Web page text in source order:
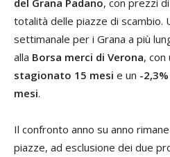
totalità delle piazze di scambio.
settimanale per i Grana a più
alla Borsa merci di Verona, con
stagionato 15 mesi e un -
mesi.
Il confronto anno su anno
piazze, ad esclusione dei due